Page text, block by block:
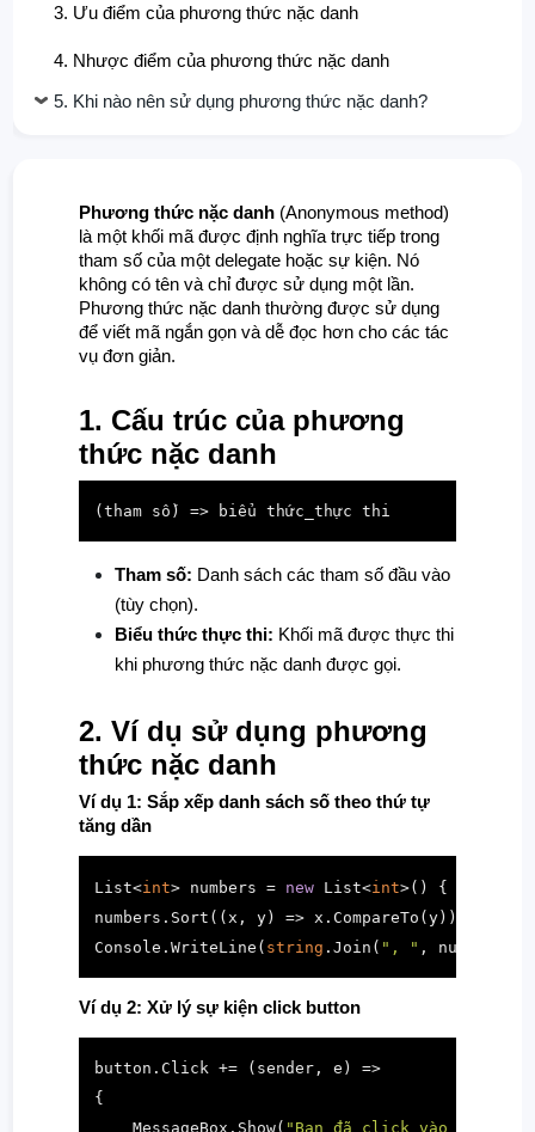
3. Ưu điểm của phương thức nặc danh
4. Nhược điểm của phương thức nặc danh
5. Khi nào nên sử dụng phương thức nặc danh?
Phương thức nặc danh(Anonymous method)
là một khối mã được định nghĩa trực tiếp trong
tham số của một delegate hoặc sự kiện. Nó
không có tên và chỉ được sử dụng một lần.
Phương thức nặc danh thường được sử dụng
để viết mã ngắn gọn và dễ đọc hơn cho các tác
vụ đơn giản.
1. Cấu trúc của phương
thức nặc danh
(tham số) => biểu thức_thực thi
Tham số: Danh sách các tham số đầu vào
(tùy chọn).
Biểu thức thực thi: Khối mã được thực thi
khi phương thức nặc danh được gọi.
2. Ví dụ sử dụng phương
thức nặc danh
Ví dụ 1: Sắp xếp danh sách số theo thứ tự
tăng dần
List<int> numbers = new List<int>() {
numbers.Sort((x, y) => x.CompareTo(y));
Console.WriteLine( string .Join( ", " ,
Ví dụ 2: Xử lý sự kiện click button
button.Click += (sender, e) =>
{
MessageBox.Show( "Bạn đã click vào nút!"